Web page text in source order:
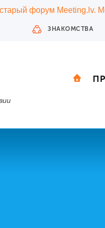
форум Meeting.lv.
ЗНАКОМСТВА